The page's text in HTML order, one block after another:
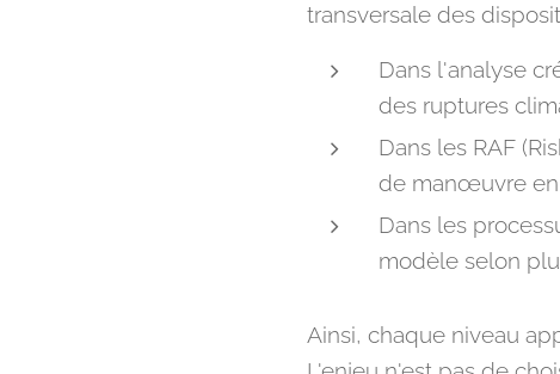
transversale des
Dans l'analyse
des ruptures
Dans les RAF
de manœuvre en
Dans les
modèle selon
Ainsi, chaque niveau